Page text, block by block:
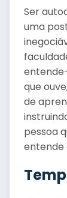
Ser
uma
que
de
pessoa
entende